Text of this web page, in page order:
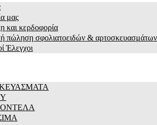
μας
και κερδοφορία
πώληση σφολιατοειδών & αρτοσκευασμάτων
Έλεγχοι